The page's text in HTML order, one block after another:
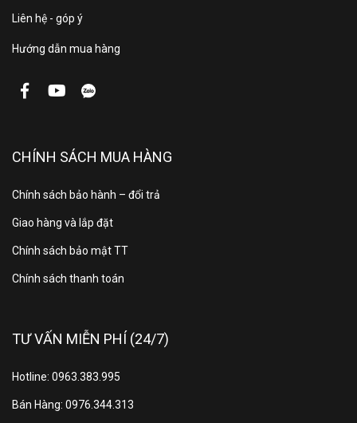
Inch UA75U8500H sở hữu triết lý thiết kế Metal Stream
độc đáo. Toàn bộ phần khung vỏ được đúc từ kim loại
thời gian mà còn đem lại vẻ ngoài thanh thoát, mảnh
Thiết kế Metal Stream: Sự giao thoa giữa độ bền và
Điểm nhấn ấn tượng của tivi nằm ở phần viền màn
hình siêu mỏng. Các kỹ sư Samsung đã khéo léo chế
Liên hệ - góp ý
Hướng dẫn mua hàng
CHÍNH SÁCH MUA HÀNG
Chính sách bảo hành – đổi trả
Giao hàng và lắp đặt
Chính sách bảo mật TT
Chính sách thanh toán
TƯ VẤN MIỄN PHÍ (24/7)
Hotline: 0963.383.995
Bán Hàng: 0976.344.313